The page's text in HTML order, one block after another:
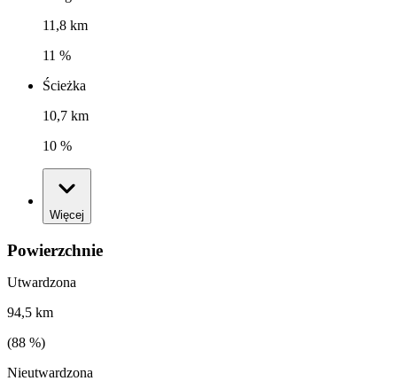
11,8 km
11 %
Ścieżka
10,7 km
10 %
Więcej
Powierzchnie
Utwardzona
94,5 km
(88 %)
Nieutwardzona